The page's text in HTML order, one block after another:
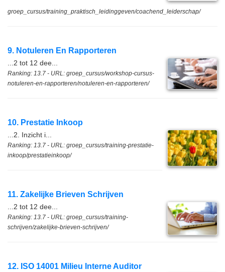
groep_cursus/training_praktisch_leidinggeven/coachend_leiderschap/
9. Notuleren En Rapporteren
...2 tot 12 dee...
Ranking: 13.7 - URL: groep_cursus/workshop-cursus-
notuleren-en-rapporteren/notuleren-en-rapporteren/
10. Prestatie Inkoop
...2. Inzicht i...
Ranking: 13.7 - URL: groep_cursus/training-prestatie-
inkoop/prestatieinkoop/
11. Zakelijke Brieven Schrijven
...2 tot 12 dee...
Ranking: 13.7 - URL: groep_cursus/training-
schrijven/zakelijke-brieven-schrijven/
12. ISO 14001 Milieu Interne Auditor